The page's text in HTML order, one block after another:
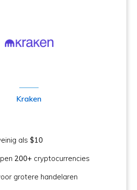
Kraken
als$10
200+ cryptocurrencies
grotere handelaren